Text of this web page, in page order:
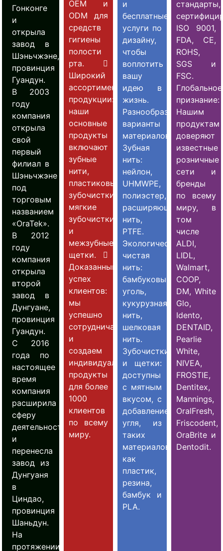
Гонконге
и
открыла
завод в
Шэньчжэне,
провинция
Гуандун.
В 2003
году
компания
открыла
свой
первый
филиал в
Шэньчжэне
под
торговым
названием
«OraTek».
В 2012
году
компания
открыла
второй
завод в
Дунгуане,
провинция
Гуандун.
С 2016
года по
настоящее
время
компания
расширила
сферу
деятельности
и
перенесла
завод из
Дунгуаня
в
Циндао,
провинция
Шаньдун.
На
протяжении
OEM и
ODM для
средств
гигиены
полости
рта. 
Широкий
ассортимент
продукции:
наши
основные
продукты
включают
зубные
нити,
пластиковые
зубочистки,
мягкие
зубочистки
и
межзубные
щетки. 
Доказанный
успех
клиентов:
мы
успешно
сотрудничаем
и
создаем
индивидуальные
продукты
для более
1000
клиентов
по всему
миру.
и
бесплатные
услуги по
дизайну,
чтобы
воплотить
вашу
идею в
жизнь.
Разнообразные
варианты
материалов:
Зубная
нить:
нейлон,
UHMWPE,
полиэстер,
расширяющаяся
нить,
PTFE.
Экологически
чистая
нить:
бамбуковый
уголь,
кукурузная
нить,
шелковая
нить.
Зубочистки
и щетки:
доступны
с мятным
вкусом, с
добавлением
угля, из
таких
материалов,
как
пластик,
резина,
бамбук и
PLA.
стандарты,
ISO 9001,
FDA, CE,
ROHS,
SGS и
FSC.
Глобальное
признание:
Нашим
продуктам
доверяют
известные
розничные
сети и
бренды
по всему
миру, в
том
числе
ALDI,
LIDL,
Walmart,
COOP,
DM, White
Glo,
Idento,
DENTAID,
Pearlie
White,
NIVEA,
FROSTIE,
Dentitex,
Mannings,
OralFresh,
Friscodent,
OraBrite и
Dentodit.